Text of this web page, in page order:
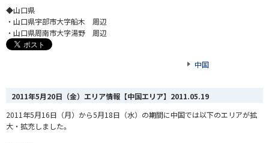
◆山口県
・山口県宇部市大字船木 周辺
・山口県周南市大字湯野 周辺
中国
2011年5月20日（金）エリア情報【中国エリア】 2011.05.19
2011年5月16日（月）から5月18日（水）の期間に中国では以下のエリアが拡
大・拡充しました。